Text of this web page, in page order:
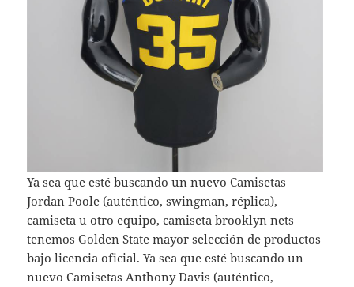
Ya sea que esté buscando un nuevo Camisetas
Jordan Poole (auténtico, swingman, réplica),
camiseta u otro equipo,camiseta brooklyn nets
tenemos Golden State mayor selección de productos
bajo licencia oficial. Ya sea que esté buscando un
nuevo Camisetas Anthony Davis (auténtico,